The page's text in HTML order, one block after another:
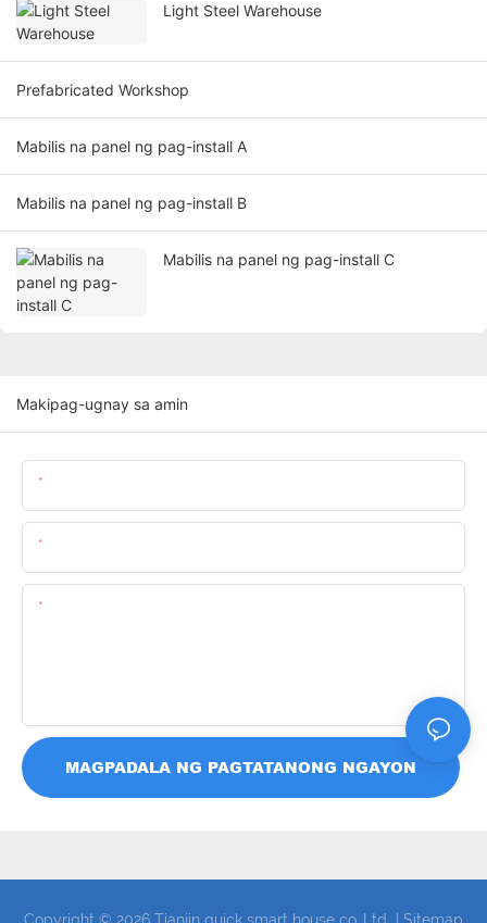
Light Steel Warehouse
Prefabricated Workshop
Mabilis na panel ng pag-install A
Mabilis na panel ng pag-install B
Mabilis na panel ng pag-install C
Makipag-ugnay sa amin
MAGPADALA NG PAGTATANONG NGAYON